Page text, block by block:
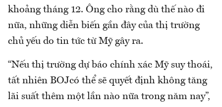
khoảng tháng 12. Ông cho rằng dù thế nào đi
nữa, những diễn biến gần đây của thị trường
chủ yếu do tin tức từ Mỹ gây ra.
“Nếu thị trường dự báo chính xác Mỹ suy thoái,
tất nhiên BOJcó thể sẽ quyết định không tăng
lãi suất thêm một lần nào nữa trong năm nay”,